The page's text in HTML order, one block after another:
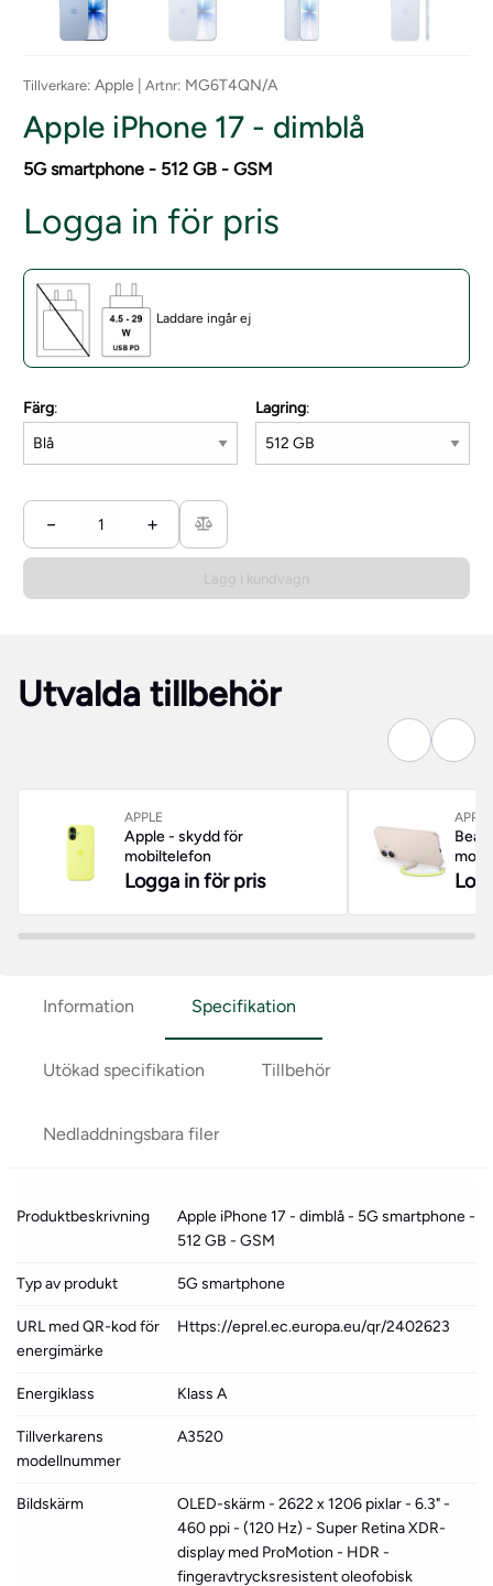
Tillverkare: Apple | Artnr: MG6T4QN/A
Apple iPhone 17 - dimblå
5G smartphone - 512 GB - GSM
Logga in för pris
Laddare ingår ej
Färg: Lagring:
− +
Lägg i kundvagn
Utvalda tillbehör
APPLE
Apple - skydd för
mobiltelefon
Logga in för pris
APPLE
Information Specifikation
Utökad specifikation Tillbehör
Nedladdningsbara filer
Produktbeskrivning
Apple iPhone 17 - dimblå - 5G smartphone -
512 GB - GSM
Typ av produkt 5G smartphone
URL med QR-kod för
energimärke
Https://eprel.ec.europa.eu/qr/2402623
Energiklass Klass A
Tillverkarens
modellnummer
A3520
Bildskärm
OLED-skärm - 2622 x 1206 pixlar - 6.3" -
460 ppi - (120 Hz) - Super Retina XDR-
display med ProMotion - HDR -
fingeravtrycksresistent oleofobisk